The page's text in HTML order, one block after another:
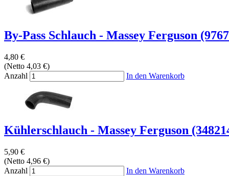
By-Pass Schlauch - Massey Ferguson
4,80 €
(Netto 4,03 €)
Anzahl
In den Warenkorb
Kühlerschlauch - Massey Ferguson
5,90 €
(Netto 4,96 €)
Anzahl
In den Warenkorb